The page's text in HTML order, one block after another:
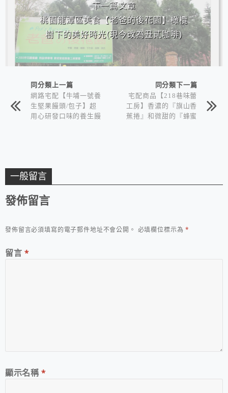
下一篇文章
桃園龍潭區美食【老爸的後花園】橄欖
樹下的美好時光(現今改為丑貳咖啡)
同分類上一篇
網路宅配【牛埔一號養
生堅果饅頭/包子】超
用心研發口味的養生饅
同分類下一篇
宅配商品【218巷味蕾
工房】香濃的『旗山香
蕉捲』和微甜的『蜂蜜
一般留言
發佈留言
發佈留言必須填寫的電子郵件地址不會公開。 必填欄位標示為*
留言 *
顯示名稱*